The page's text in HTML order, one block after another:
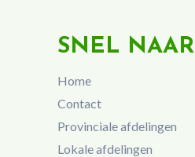
SNEL NAAR
Home
Contact
Provinciale afdelingen
Lokale afdelingen